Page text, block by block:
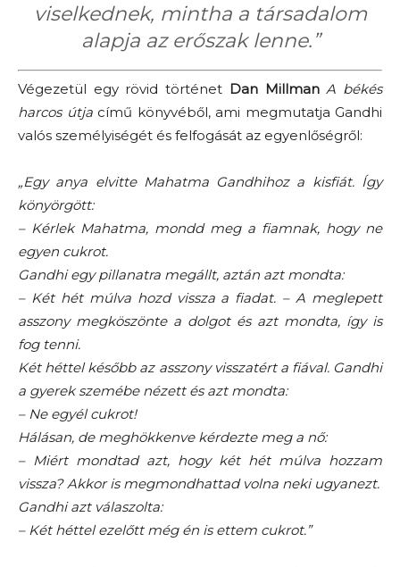
viselkednek, mintha a társadalom
alapja az erőszak lenne.”
Végezetül egy rövid történet Dan Millman A békés
harcos útjacímű könyvéből, ami megmutatja Gandhi
valós személyiségét és felfogását az egyenlőségről:
„Egy anya elvitte Mahatma Gandhihoz a kisfiát. Így
könyörgött:
– Kérlek Mahatma, mondd meg a fiamnak, hogy ne
egyen cukrot.
Gandhi egy pillanatra megállt, aztán azt mondta:
– Két hét múlva hozd vissza a fiadat. – A meglepett
asszony megköszönte a dolgot és azt mondta, így is
fog tenni.
Két héttel később az asszony visszatért a fiával. Gandhi
a gyerek szemébe nézett és azt mondta:
– Ne egyél cukrot!
Hálásan, de meghökkenve kérdezte meg a nő:
– Miért mondtad azt, hogy két hét múlva hozzam
vissza? Akkor is megmondhattad volna neki ugyanezt.
Gandhi azt válaszolta:
– Két héttel ezelőtt még én is ettem cukrot.”